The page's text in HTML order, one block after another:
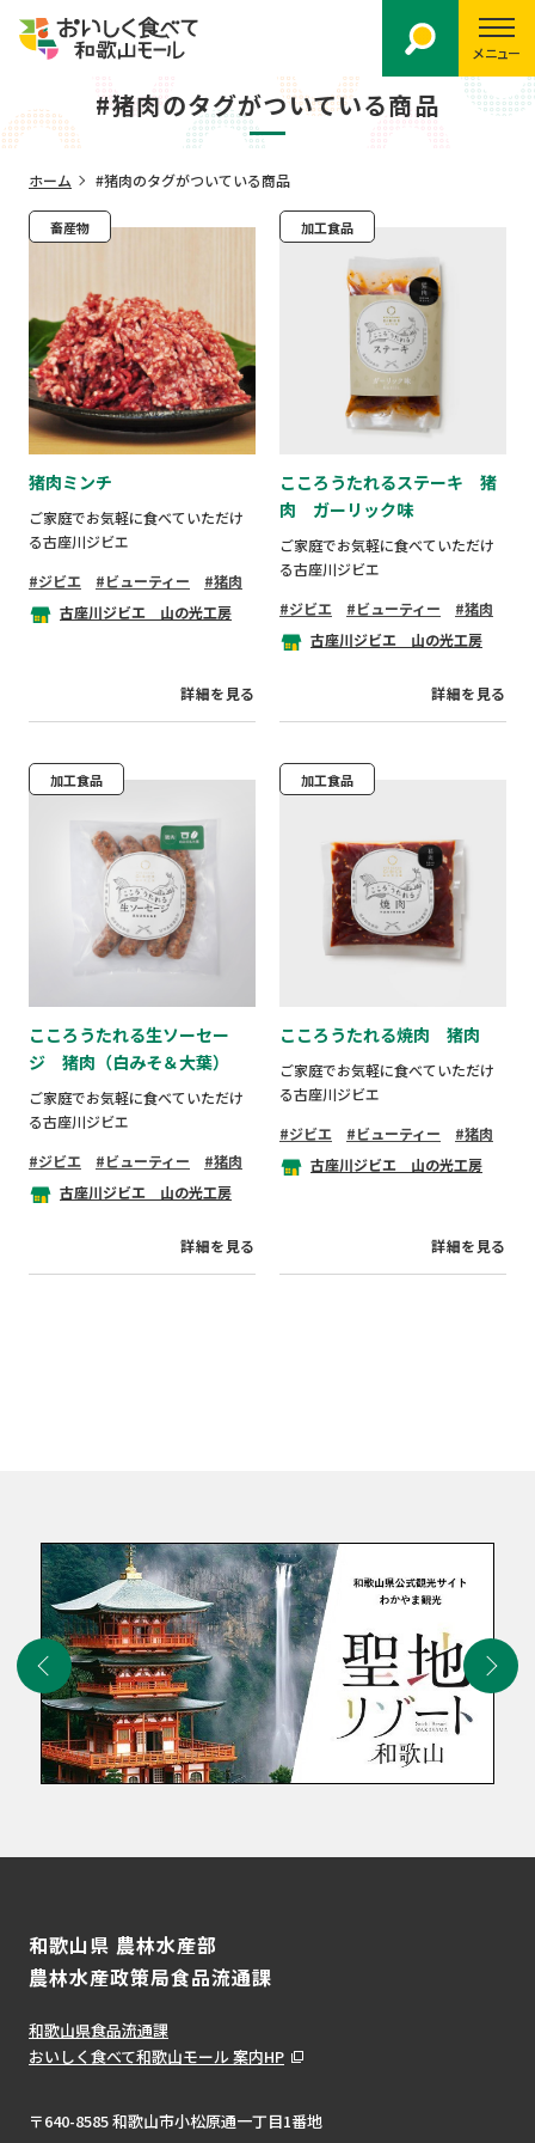
メニュー
#猪肉のタグがついている商品
ホーム #猪肉のタグがついている商品
畜産物
猪肉ミンチ
ご家庭でお気軽に食べていただけ
る古座川ジビエ
ジビエ
ビューティー
猪肉
古座川ジビエ 山の光工房
詳細を見る
加工食品
こころうたれるステーキ 猪
肉 ガーリック味
ご家庭でお気軽に食べていただけ
る古座川ジビエ
ジビエ
ビューティー
猪肉
古座川ジビエ 山の光工房
詳細を見る
加工食品
こころうたれる生ソーセー
ジ 猪肉（白みそ＆大葉）
ご家庭でお気軽に食べていただけ
る古座川ジビエ
ジビエ
ビューティー
猪肉
古座川ジビエ 山の光工房
詳細を見る
加工食品
こころうたれる焼肉 猪肉
ご家庭でお気軽に食べていただけ
る古座川ジビエ
ジビエ
ビューティー
猪肉
古座川ジビエ 山の光工房
詳細を見る
和歌山県 農林水産部
農林水産政策局食品流通課
和歌山県食品流通課
おいしく食べて和歌山モール 案内HP
〒640-8585 和歌山市小松原通一丁目1番地